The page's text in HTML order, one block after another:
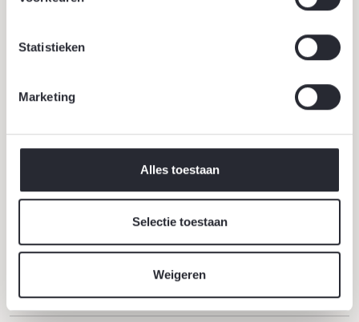
Statistieken
Marketing
Alles toestaan
Selectie toestaan
Weigeren